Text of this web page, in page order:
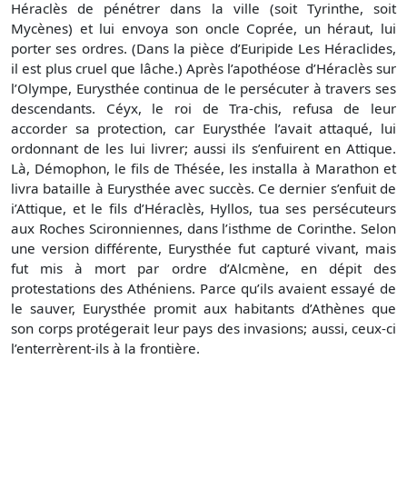
Héraclès de pénétrer dans la ville (soit Tyrinthe, soit
Mycènes) et lui envoya son oncle Coprée, un héraut, lui
porter ses ordres. (Dans la pièce d’Euripide Les Héraclides,
il est plus cruel que lâche.) Après l’apothéose d’Héraclès sur
l’Olympe, Eurysthée continua de le persécuter à travers ses
descendants. Céyx, le roi de Tra-chis, refusa de leur
accorder sa protection, car Eurysthée l’avait attaqué, lui
ordonnant de les lui livrer; aussi ils s’enfuirent en Attique.
Là, Démophon, le fils de Thésée, les installa à Marathon et
livra bataille à Eurysthée avec succès. Ce dernier s’enfuit de
i’Attique, et le fils d’Héraclès, Hyllos, tua ses persécuteurs
aux Roches Scironniennes, dans l’isthme de Corinthe. Selon
une version différente, Eurysthée fut capturé vivant, mais
fut mis à mort par ordre d’Alcmène, en dépit des
protestations des Athéniens. Parce qu’ils avaient essayé de
le sauver, Eurysthée promit aux habitants d’Athènes que
son corps protégerait leur pays des invasions; aussi, ceux-ci
l’enterrèrent-ils à la frontière.